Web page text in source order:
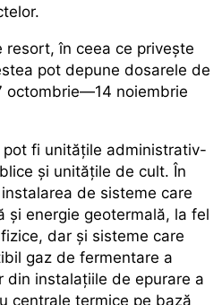
resort, în ceea ce privește
pot depune dosarele de
octombrie—14 noiembrie
pot fi unitățile administrativ-
și unitățile de cult. În
de sisteme care
și energie geotermală, la fel
dar și sisteme care
gaz de fermentare a
din instalațiile de epurare a
centrale termice pe bază